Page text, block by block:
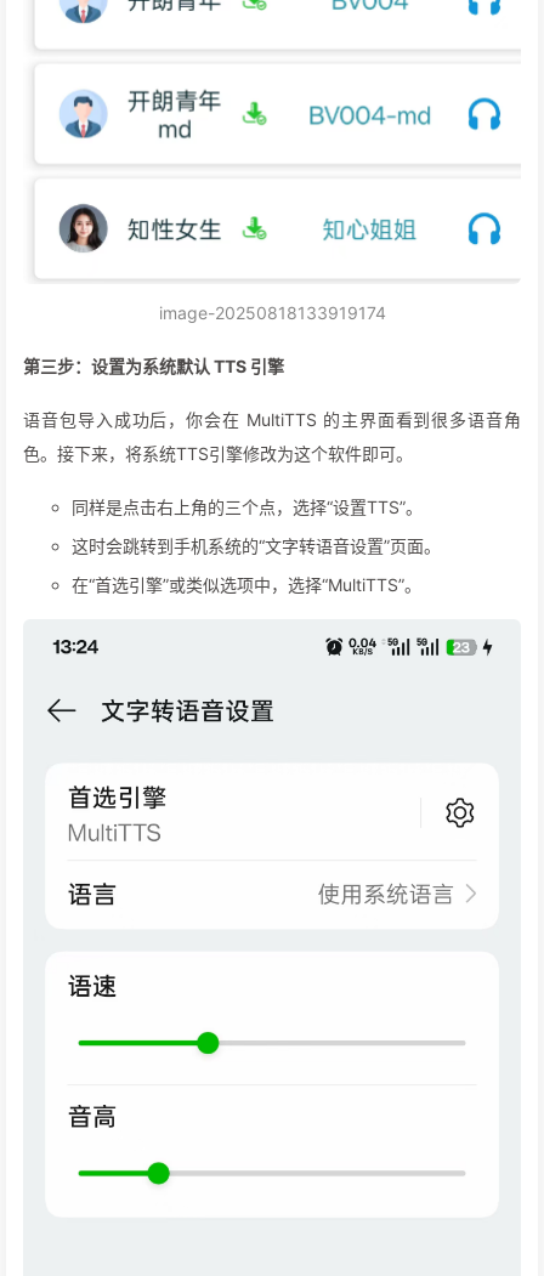
image-20250818133919174
第三步：设置为系统默认 TTS 引擎
语音包导入成功后，你会在 MultiTTS 的主界面看到很多语音角
色。接下来，将系统TTS引擎修改为这个软件即可。
同样是点击右上角的三个点，选择“设置TTS”。
这时会跳转到手机系统的“文字转语音设置”页面。
在“首选引擎”或类似选项中，选择“MultiTTS”。